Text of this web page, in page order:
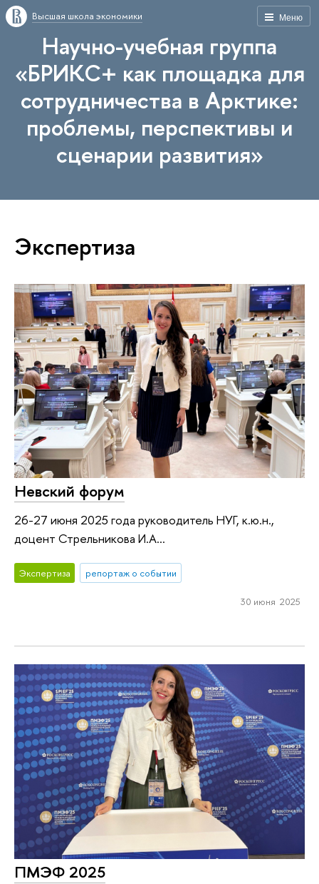
Меню
Высшая школа экономики
Научно-учебная группа
«БРИКС+ как площадка для
сотрудничества в Арктике:
проблемы, перспективы и
сценарии развития»
Экспертиза
Невский форум
26-27 июня 2025 года руководитель НУГ, к.ю.н.,
доцент Стрельникова И.А...
Экспертиза репортаж о событии
30 июня 2025
ПМЭФ 2025